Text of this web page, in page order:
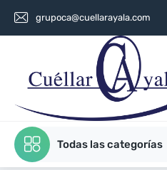
grupoca@cuellarayala.com
Todas las categorías